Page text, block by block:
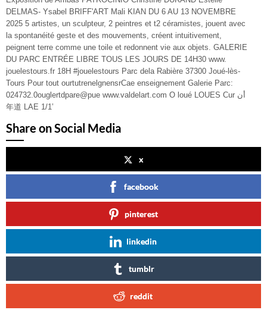
Share on Social Media
x
facebook
pinterest
linkedin
tumblr
reddit